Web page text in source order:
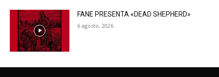
FANE PRESENTA «DEAD SHEPHERD»
6 agosto, 2026